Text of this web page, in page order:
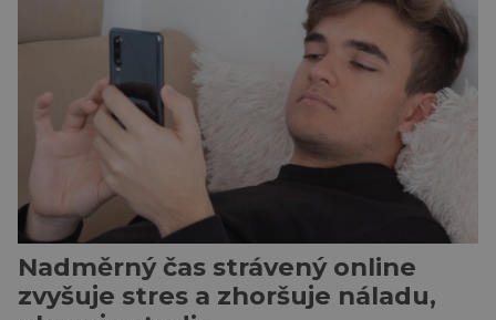
Nadměrný čas strávený online
zvyšuje stres a zhoršuje náladu,